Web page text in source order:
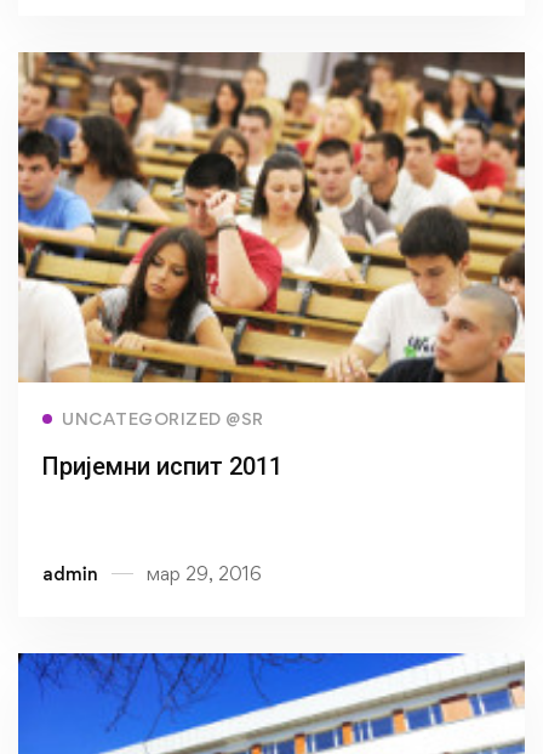
UNCATEGORIZED @SR
Пријемни испит 2011
admin мар 29, 2016